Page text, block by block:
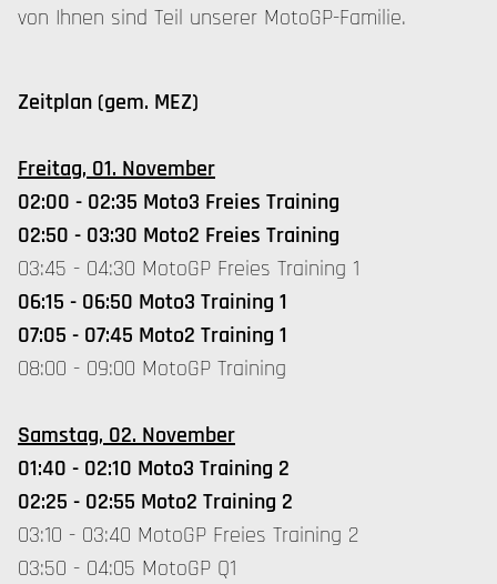
von Ihnen sind Teil unserer MotoGP-Familie.
Zeitplan (gem. MEZ)
Freitag, 01. November
02:00 - 02:35 Moto3 Freies Training
02:50 - 03:30 Moto2 Freies Training
03:45 - 04:30 MotoGP Freies Training 1
06:15 - 06:50 Moto3 Training 1
07:05 - 07:45 Moto2 Training 1
08:00 - 09:00 MotoGP Training
Samstag, 02. November
01:40 - 02:10 Moto3 Training 2
02:25 - 02:55 Moto2 Training 2
03:10 - 03:40 MotoGP Freies Training 2
03:50 - 04:05 MotoGP Q1